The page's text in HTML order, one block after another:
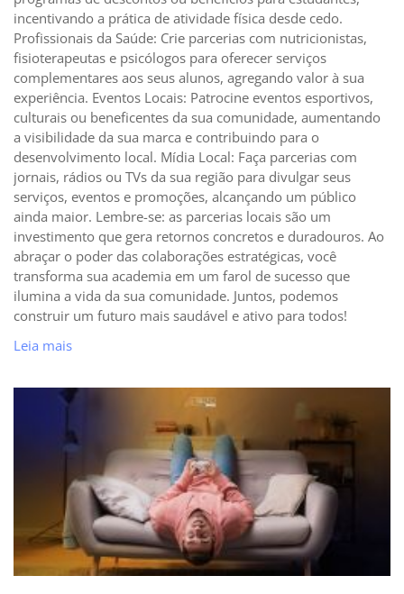
incentivando a prática de atividade física desde cedo.
Profissionais da Saúde: Crie parcerias com nutricionistas,
fisioterapeutas e psicólogos para oferecer serviços
complementares aos seus alunos, agregando valor à sua
experiência. Eventos Locais: Patrocine eventos esportivos,
culturais ou beneficentes da sua comunidade, aumentando
a visibilidade da sua marca e contribuindo para o
desenvolvimento local. Mídia Local: Faça parcerias com
jornais, rádios ou TVs da sua região para divulgar seus
serviços, eventos e promoções, alcançando um público
ainda maior. Lembre-se: as parcerias locais são um
investimento que gera retornos concretos e duradouros. Ao
abraçar o poder das colaborações estratégicas, você
transforma sua academia em um farol de sucesso que
ilumina a vida da sua comunidade. Juntos, podemos
construir um futuro mais saudável e ativo para todos!
Leia mais